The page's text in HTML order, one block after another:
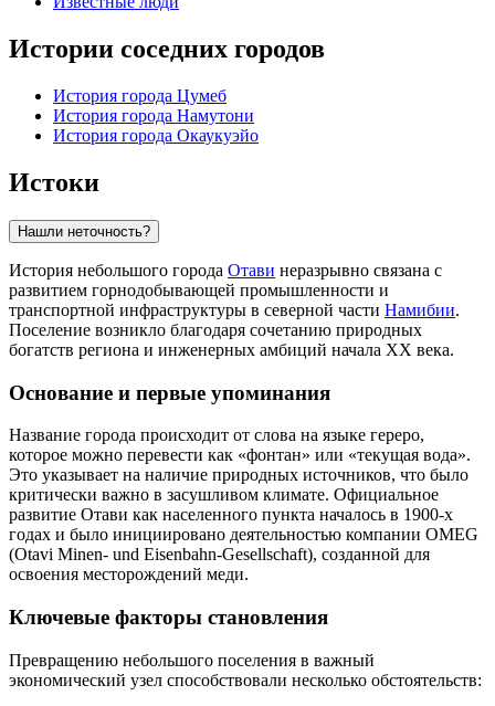
Истории соседних городов
История города Цумeб
История города Намутони
История города Окаукуэйо
Истоки
Нашли неточность?
История небольшого города Отави неразрывно связана с
развитием горнодобывающей промышленности и
транспортной инфраструктуры в северной части Намибии.
Поселение возникло благодаря сочетанию природных
богатств региона и инженерных амбиций начала XX века.
Основание и первые упоминания
Название города происходит от слова на языке гереро,
которое можно перевести как «фонтан» или «текущая вода».
Это указывает на наличие природных источников, что было
критически важно в засушливом климате. Официальное
развитие Отави как населенного пункта началось в 1900-х
годах и было инициировано деятельностью компании OMEG
(Otavi Minen- und Eisenbahn-Gesellschaft), созданной для
освоения месторождений меди.
Ключевые факторы становления
Превращению небольшого поселения в важный
экономический узел способствовали несколько обстоятельств: